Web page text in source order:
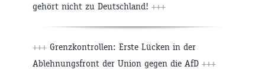
gehört nicht zu Deutschland! +++
+++ Grenzkontrollen: Erste Lücken in der
Ablehnungsfront der Union gegen die AfD +++